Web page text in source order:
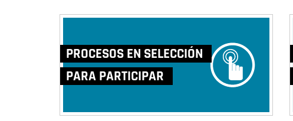
PROCESOS EN SELECCIÓN
PARA PARTICIPAR